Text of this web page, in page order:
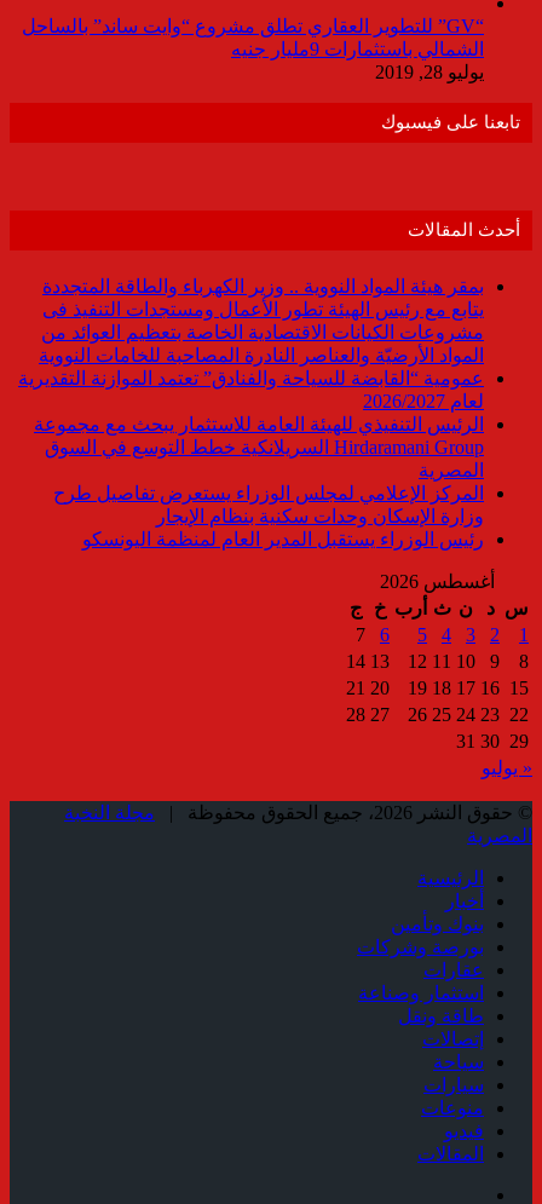
“GV” للتطوير العقاري تطلق مشروع “وايت ساند” بالساحل
الشمالي باستثمارات 9مليار جنيه
يوليو 28, 2019
تابعنا على فيسبوك
أحدث المقالات
بمقر هيئة المواد النووية .. وزير الكهرباء والطاقة المتجددة
يتابع مع رئيس الهيئة تطور الأعمال ومستجدات التنفيذ فى
مشروعات الكيانات الاقتصادية الخاصة بتعظيم العوائد من
المواد الأرضيّة والعناصر النادرة المصاحبة للخامات النووية
عمومية “القابضة للسياحة والفنادق” تعتمد الموازنة التقديرية
لعام 2026/2027
الرئيس التنفيذي للهيئة العامة للاستثمار يبحث مع مجموعة
Hirdaramani Group السريلانكية خطط التوسع في السوق
المصرية
المركز الإعلامي لمجلس الوزراء يستعرض تفاصيل طرح
وزارة الإسكان وحدات سكنية بنظام الإيجار
رئيس الوزراء يستقبل المدير العام لمنظمة اليونسكو
أغسطس 2026
س د ن ث أرب خ
ج
1
2
3
4
5
6
7
8
9
10
11
12
13
14
15
16
17
18
19
20
21
22
23
24
25
26
27
28
29
30
31
« يوليو
© حقوق النشر 2026، جميع الحقوق محفوظة |
مجلة النخبة
المصرية
الرئيسية
أخبار
بنوك وتأمين
بورصة وشركات
عقارات
استثمار وصناعة
طاقة ونقل
إتصالات
سياحة
سيارات
منوعات
فيديو
المقالات